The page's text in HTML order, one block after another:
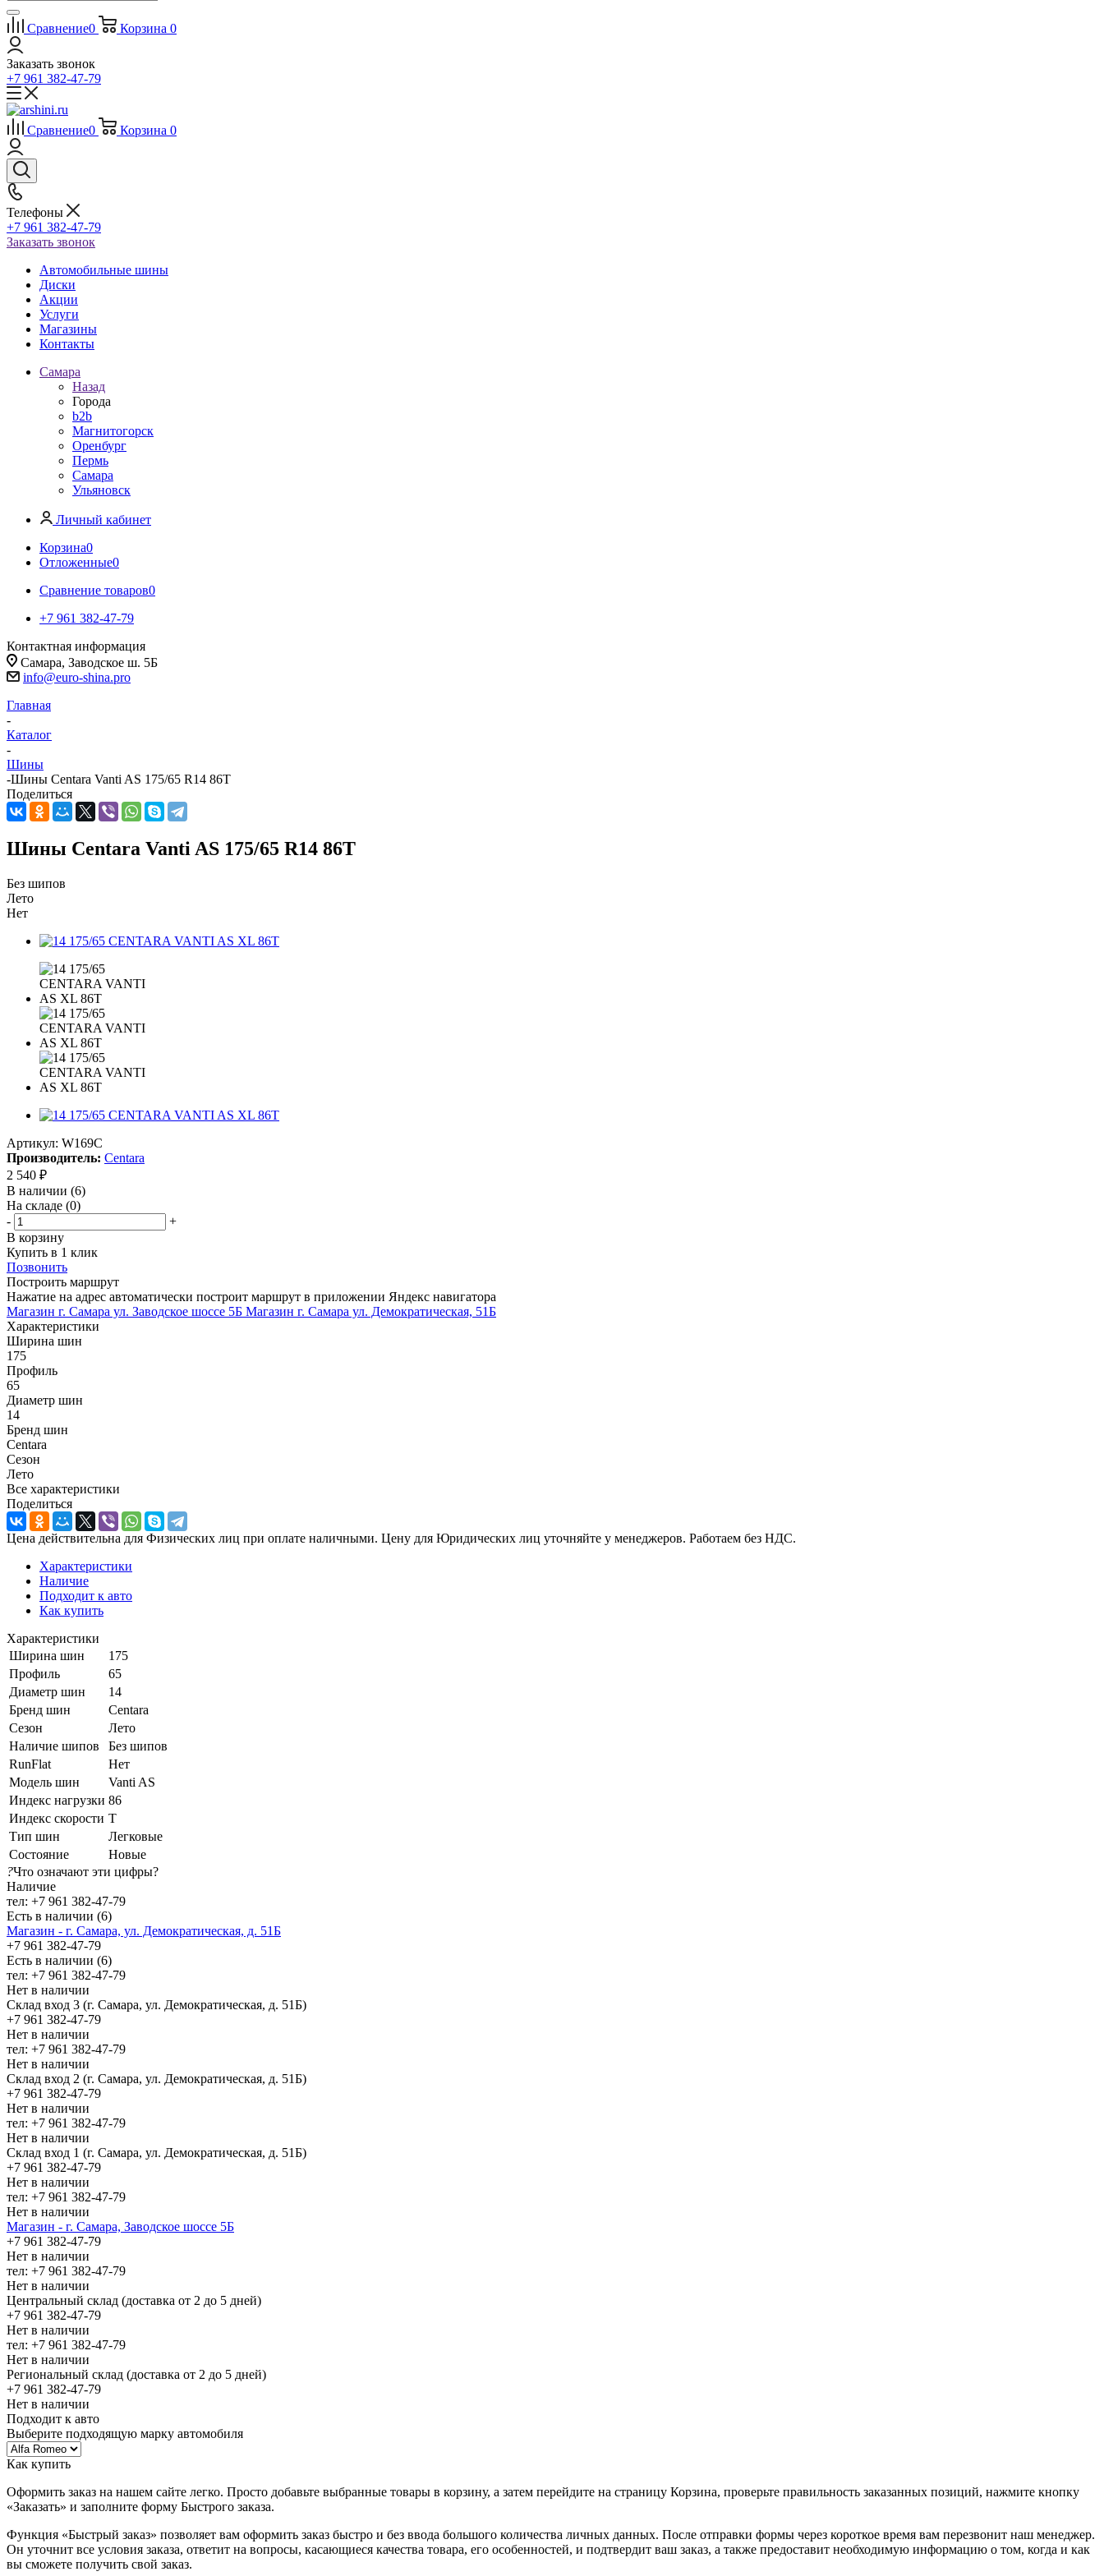
Сравнение0 Корзина 0
Заказать звонок
+7 961 382-47-79
Сравнение0 Корзина 0
Телефоны
+7 961 382-47-79
Заказать звонок
Автомобильные шины
Диски
Акции
Услуги
Магазины
Контакты
Самара
Назад
Города
b2b
Магнитогорск
Оренбург
Пермь
Самара
Ульяновск
Личный кабинет
Корзина0
Отложенные0
Сравнение товаров0
+7 961 382-47-79
Контактная информация
Самара, Заводское ш. 5Б
info@euro-shina.pro
Главная
-
Каталог
-
Шины
-Шины Centara Vanti AS 175/65 R14 86T
Поделиться
Шины Centara Vanti AS 175/65 R14 86T
Без шипов
Лето
Нет
Артикул: W169C
Производитель: Centara
2 540 ₽
В наличии (6)
На складе (0)
-
+
В корзину
Купить в 1 клик
Позвонить
Построить маршрут
Нажатие на адрес автоматически построит маршрут в приложении Яндекс навигатора
Магазин г. Самара ул. Заводское шоссе 5Б Магазин г. Самара ул. Демократическая, 51Б
Характеристики
Ширина шин
175
Профиль
65
Диаметр шин
14
Бренд шин
Centara
Сезон
Лето
Все характеристики
Поделиться
Цена действительна для Физических лиц при оплате наличными. Цену для Юридических лиц уточняйте у менеджеров. Работаем без НДС.
Характеристики
Наличие
Подходит к авто
Как купить
Характеристики
Ширина шин
175
Профиль
65
Диаметр шин
14
Бренд шин
Centara
Сезон
Лето
Наличие шипов
Без шипов
RunFlat
Нет
Модель шин
Vanti AS
Индекс нагрузки 86
Индекс скорости T
Тип шин
Легковые
Состояние
Новые
?Что означают эти цифры?
Наличие
тел: +7 961 382-47-79
Есть в наличии (6)
Магазин - г. Самара, ул. Демократическая, д. 51Б
+7 961 382-47-79
Есть в наличии (6)
тел: +7 961 382-47-79
Нет в наличии
Склад вход 3 (г. Самара, ул. Демократическая, д. 51Б)
+7 961 382-47-79
Нет в наличии
тел: +7 961 382-47-79
Нет в наличии
Склад вход 2 (г. Самара, ул. Демократическая, д. 51Б)
+7 961 382-47-79
Нет в наличии
тел: +7 961 382-47-79
Нет в наличии
Склад вход 1 (г. Самара, ул. Демократическая, д. 51Б)
+7 961 382-47-79
Нет в наличии
тел: +7 961 382-47-79
Нет в наличии
Магазин - г. Самара, Заводское шоссе 5Б
+7 961 382-47-79
Нет в наличии
тел: +7 961 382-47-79
Нет в наличии
Центральный склад (доставка от 2 до 5 дней)
+7 961 382-47-79
Нет в наличии
тел: +7 961 382-47-79
Нет в наличии
Региональный склад (доставка от 2 до 5 дней)
+7 961 382-47-79
Нет в наличии
Подходит к авто
Выберите подходящую марку автомобиля
Как купить
Оформить заказ на нашем сайте легко. Просто добавьте выбранные товары в корзину, а затем перейдите на страницу Корзина, проверьте правильность заказанных позиций, нажмите кнопку
«Заказать» и заполните форму Быстрого заказа.
Функция «Быстрый заказ» позволяет вам оформить заказ быстро и без ввода большого количества личных данных. После отправки формы через короткое время вам перезвонит наш менеджер.
Он уточнит все условия заказа, ответит на вопросы, касающиеся качества товара, его особенностей, и подтвердит ваш заказ, а также предоставит необходимую информацию о том, когда и как
вы сможете получить свой заказ.